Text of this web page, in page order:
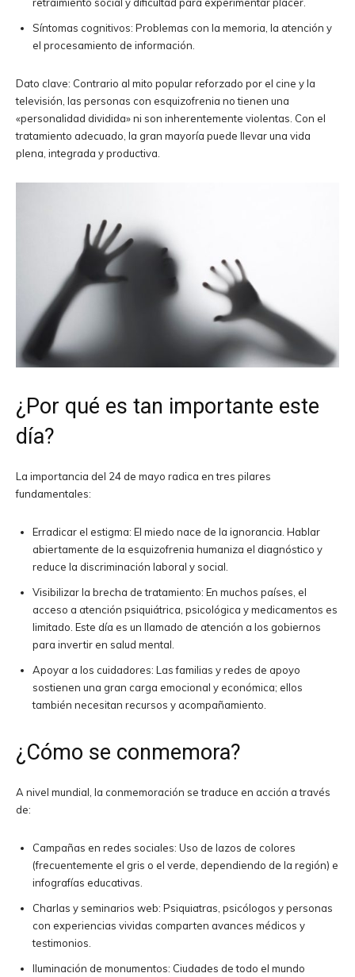
retraimiento social y dificultad para experimentar placer.
Síntomas cognitivos: Problemas con la memoria, la atención y
el procesamiento de información.
Dato clave: Contrario al mito popular reforzado por el cine y la
televisión, las personas con esquizofrenia no tienen una
«personalidad dividida» ni son inherentemente violentas. Con el
tratamiento adecuado, la gran mayoría puede llevar una vida
plena, integrada y productiva.
¿Por qué es tan importante este
día?
La importancia del 24 de mayo radica en tres pilares
fundamentales:
Erradicar el estigma: El miedo nace de la ignorancia. Hablar
abiertamente de la esquizofrenia humaniza el diagnóstico y
reduce la discriminación laboral y social.
Visibilizar la brecha de tratamiento: En muchos países, el
acceso a atención psiquiátrica, psicológica y medicamentos es
limitado. Este día es un llamado de atención a los gobiernos
para invertir en salud mental.
Apoyar a los cuidadores: Las familias y redes de apoyo
sostienen una gran carga emocional y económica; ellos
también necesitan recursos y acompañamiento.
¿Cómo se conmemora?
A nivel mundial, la conmemoración se traduce en acción a través
de:
Campañas en redes sociales: Uso de lazos de colores
(frecuentemente el gris o el verde, dependiendo de la región) e
infografías educativas.
Charlas y seminarios web: Psiquiatras, psicólogos y personas
con experiencias vividas comparten avances médicos y
testimonios.
Iluminación de monumentos: Ciudades de todo el mundo